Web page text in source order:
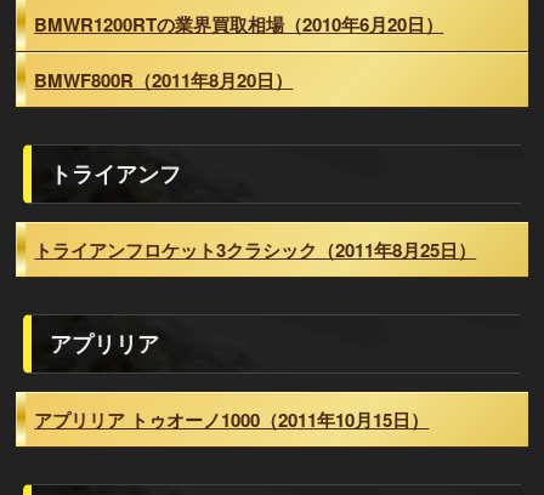
BMWR1200RTの業界買取相場（2010年6月20日）
BMWF800R（2011年8月20日）
トライアンフ
トライアンフロケット3クラシック（2011年8月25日）
アプリリア
アプリリア トゥオーノ1000（2011年10月15日）